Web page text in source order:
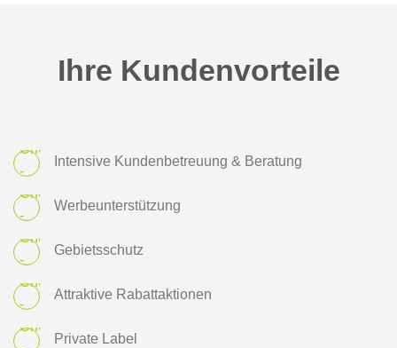
Ihre Kundenvorteile
Intensive Kundenbetreuung & Beratung
Werbeunterstützung
Gebietsschutz
Attraktive Rabattaktionen
Private Label